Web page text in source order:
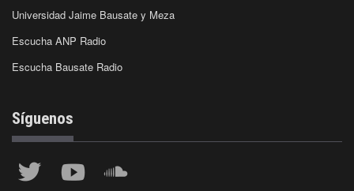
Universidad Jaime Bausate y Meza
Escucha ANP Radio
Escucha Bausate Radio
Síguenos